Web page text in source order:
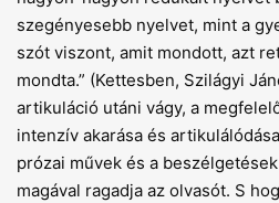
szegényesebb nyelvet, mint a
szót viszont, amit mondott, azt
mondta.” (Kettesben, Szilágyi
artikuláció utáni vágy, a
intenzív akarása és
prózai művek és a
magával ragadja az olvasót. S